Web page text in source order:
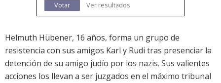
Votar
Ver resultados
Helmuth Hübener, 16 años, forma un grupo de
resistencia con sus amigos Karl y Rudi tras presenciar la
detención de su amigo judío por los nazis. Sus valientes
acciones los llevan a ser juzgados en el máximo tribunal